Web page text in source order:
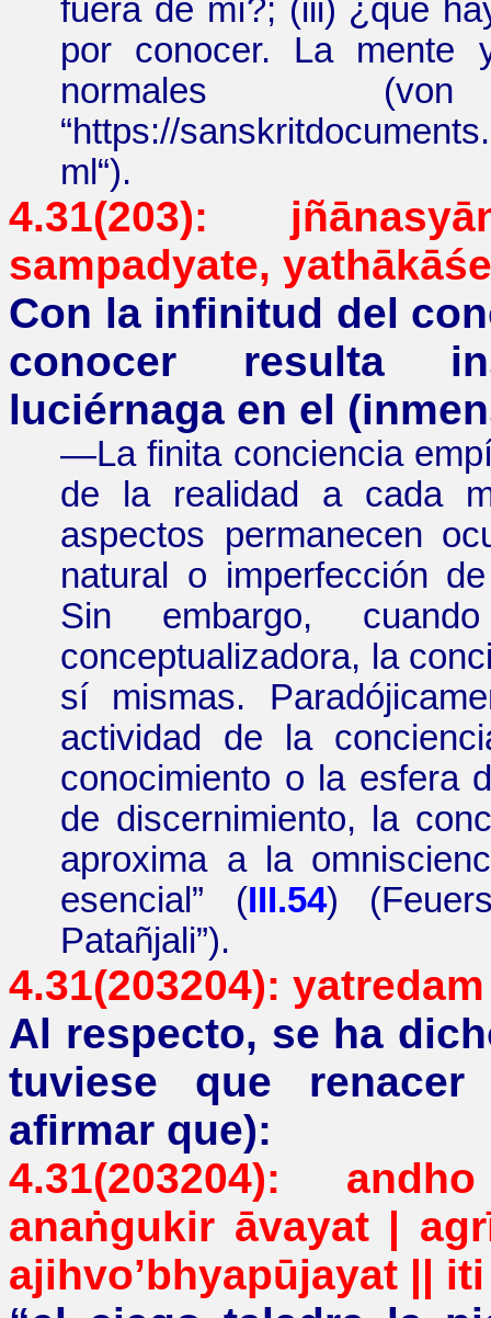
fuera de mí?; (iii) ¿ qué
por conocer. La mente
normales (von
“https://
ml “).
4.31(203):
sampadyate, yathākāśe
Con la infinitud del
conocer resulta
luciérnaga en el
—La finita conciencia
de la realidad a cada
aspectos permanecen
natural o imperfección
Sin embargo,
conceptualizadora, la
sí mismas.
actividad de la
conocimiento o la esfera
de discernimiento, la
aproxima a la
esencial” (III.54)
Patañjali”).
4.31(203204): yatredam
Al respecto, se ha
tuviese que
afirmar que):
4.31(203204): andho
anaṅgukir āvayat|
ajihvo’bhyapūjayat ||